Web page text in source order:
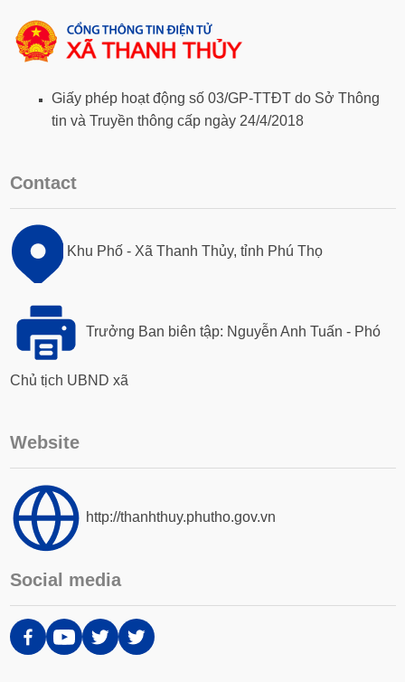
Giấy phép hoạt động số 03/GP-TTĐT do Sở Thông
tin và Truyền thông cấp ngày 24/4/2018
Contact
Khu Phố - Xã Thanh Thủy, tỉnh Phú Thọ
Trưởng Ban biên tập: Nguyễn Anh Tuấn - Phó
Chủ tịch UBND xã
Website
http://thanhthuy.phutho.gov.vn
Social media